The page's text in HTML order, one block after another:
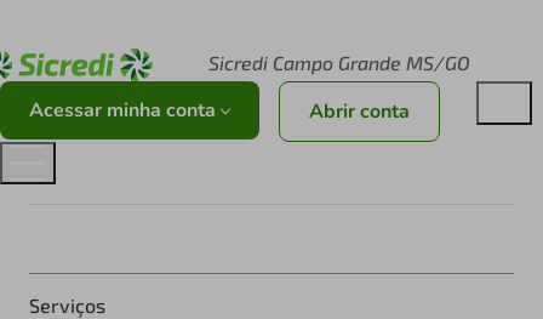
Sicredi Campo Grande MS/GO
Acessar minha conta Abrir conta
Serviços